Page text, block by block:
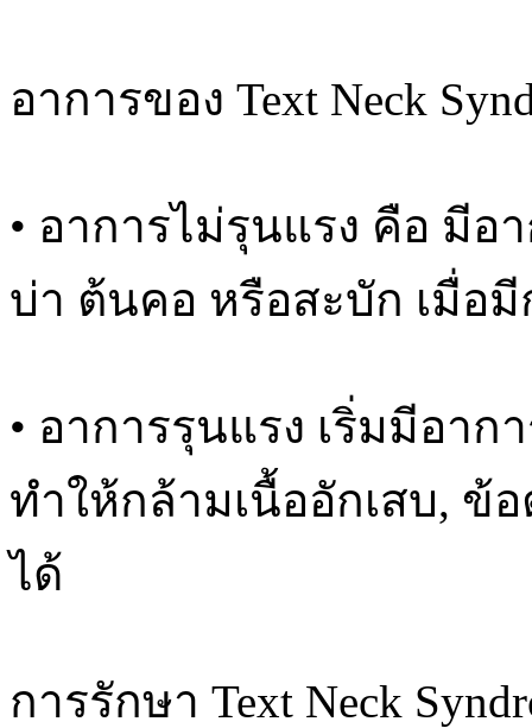
อาการของ Text Neck
• อาการไม่รุนแรง คือ มีอ
บ่า ต้นคอ หรือสะบัก เมื่อ
• อาการรุนแรง เริ่มมีอา
ทำให้กล้ามเนื้ออักเสบ, ข้
ได้
การรักษา Text Neck